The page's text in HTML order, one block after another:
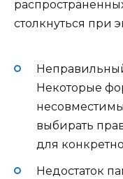
столкнуться при
Некоторые
выбирать
для
Недостаток